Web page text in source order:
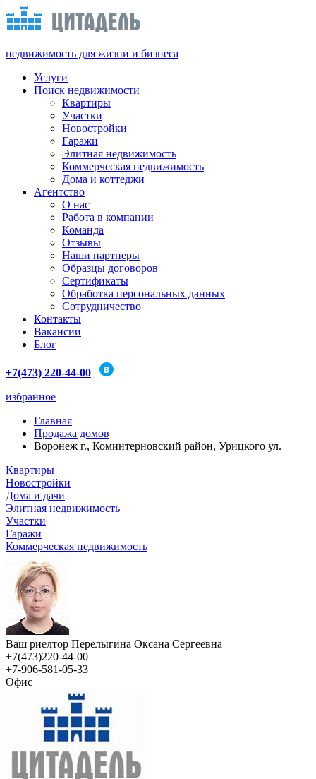
недвижимость для жизни и бизнеса
Услуги
Поиск недвижимости
Квартиры
Участки
Новостройки
Гаражи
Элитная недвижимость
Коммерческая недвижимость
Дома и коттеджи
Агентство
О нас
Работа в компании
Команда
Отзывы
Наши партнеры
Образцы договоров
Сертификаты
Обработка персональных данных
Сотрудничество
Контакты
Вакансии
Блог
+7(473) 220-44-00
избранное
Главная
Продажа домов
Воронеж г., Коминтерновский район, Урицкого ул.
Квартиры
Новостройки
Дома и дачи
Элитная недвижимость
Участки
Гаражи
Коммерческая недвижимость
Ваш риелтор Перелыгина Оксана Сергеевна
+7(473)220-44-00
+7-906-581-05-33
Офис